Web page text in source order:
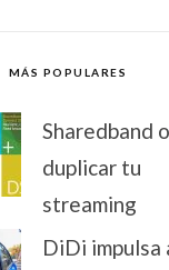
MÁS POPULARES
Sharedband
duplicar tu
streaming
DiDi impulsa